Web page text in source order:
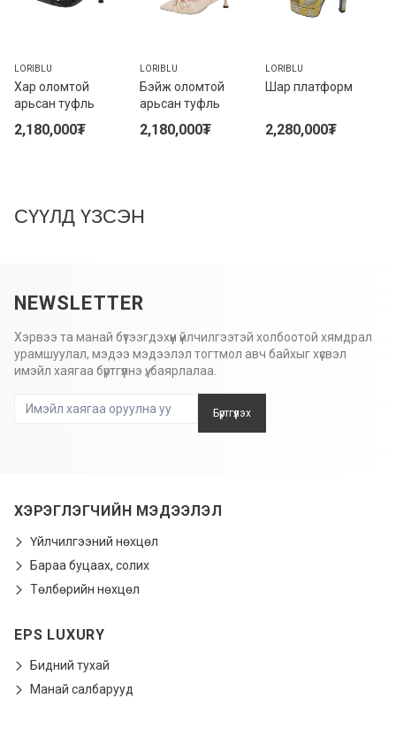
Хар оломтой
арьсан туфль
LORIBLU
2,180,000₮
Бэйж оломтой
арьсан туфль
LORIBLU
2,180,000₮
Шар платформ
LORIBLU
2,280,000₮
СҮҮЛД ҮЗСЭН
NEWSLETTER
Хэрвээ та манай бүтээгдэхүүн үйлчилгээтэй холбоотой хямдрал
урамшуулал, мэдээ мэдээлэл тогтмол авч байхыг хүсвэл
имэйл хаягаа бүртгүүлнэ үү, баярлалаа.
Бүртгүүлэх
ХЭРЭГЛЭГЧИЙН МЭДЭЭЛЭЛ
Үйлчилгээний нөхцөл
Бараа буцаах, солих
Төлбөрийн нөхцөл
EPS LUXURY
Бидний тухай
Манай салбарууд